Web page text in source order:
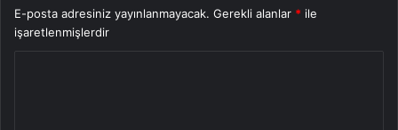
E-posta adresiniz yayınlanmayacak. Gerekli alanlar * ile
işaretlenmişlerdir